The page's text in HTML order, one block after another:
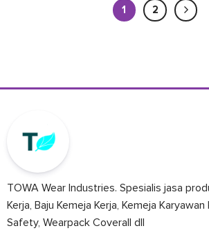
1 2
TOWA Wear Industries. Spesialis jasa
Kerja, Baju Kemeja Kerja, Kemeja Karyawan
Safety, Wearpack Coverall dll